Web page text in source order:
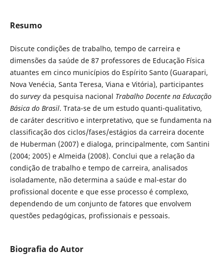
Resumo
Discute condições de trabalho, tempo de carreira e
dimensões da saúde de 87 professores de Educação Física
atuantes em cinco municípios do Espírito Santo (Guarapari,
Nova Venécia, Santa Teresa, Viana e Vitória), participantes
do survey da pesquisa nacional Trabalho Docente na Educação
Básica do Brasil. Trata-se de um estudo quanti-qualitativo,
de caráter descritivo e interpretativo, que se fundamenta na
classificação dos ciclos/fases/estágios da carreira docente
de Huberman (2007) e dialoga, principalmente, com Santini
(2004; 2005) e Almeida (2008). Conclui que a relação da
condição de trabalho e tempo de carreira, analisados
isoladamente, não determina a saúde e mal-estar do
profissional docente e que esse processo é complexo,
dependendo de um conjunto de fatores que envolvem
questões pedagógicas, profissionais e pessoais.
Biografia do Autor